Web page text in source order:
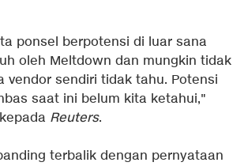
ponsel berpotensi di luar sana
oleh Meltdown dan mungkin tidak
vendor sendiri tidak tahu. Potensi
saat ini belum kita ketahui,"
Reuters.
terbalik dengan pernyataan